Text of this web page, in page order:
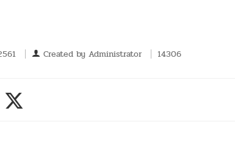
Created by Administrator 14306